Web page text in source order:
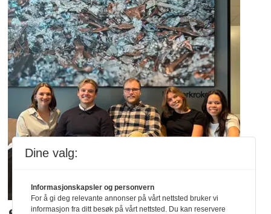
Dine valg:
Informasjonskapsler og personvern
For å gi deg relevante annonser på vårt nettsted bruker vi
informasjon fra ditt besøk på vårt nettsted. Du kan reservere